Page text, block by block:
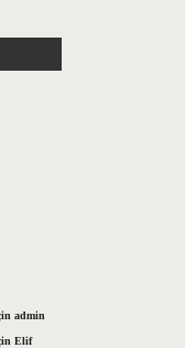
admin
Elif